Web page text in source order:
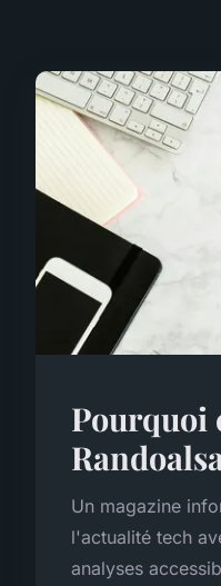
Pourquoi
Un magazine
l'actualité tech
analyses